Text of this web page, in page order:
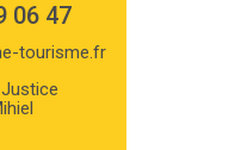
06 47
tourisme.fr